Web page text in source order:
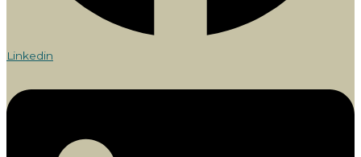
Linkedin